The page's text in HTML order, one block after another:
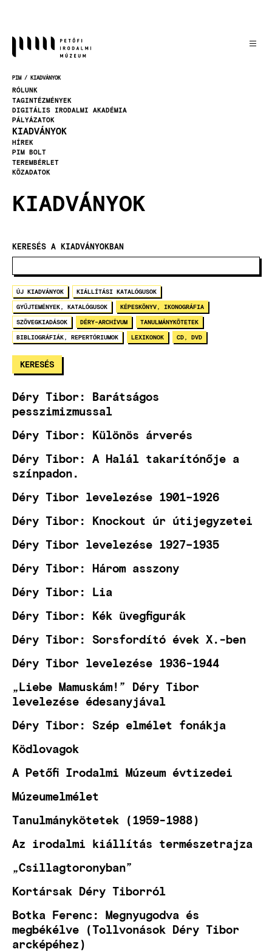
MORZSA
PIM KIADVÁNYOK
RÓLUNK
TAGINTÉZMÉNYEK
DIGITÁLIS IRODALMI AKADÉMIA
PÁLYÁZATOK
KIADVÁNYOK
HÍREK
PIM BOLT
TEREMBÉRLET
KÖZADATOK
KIADVÁNYOK
KERESÉS A KIADVÁNYOKBAN
ÚJ KIADVÁNYOK KIÁLLÍTÁSI KATALÓGUSOK
GYŰJTEMÉNYEK, KATALÓGUSOK KÉPESKÖNYV, IKONOGRÁFIA
SZÖVEGKIADÁSOK DÉRY-ARCHÍVUM TANULMÁNYKÖTETEK
BIBLIOGRÁFIÁK, REPERTÓRIUMOK LEXIKONOK CD, DVD
Déry Tibor: Barátságos
pesszimizmussal
Déry Tibor: Különös árverés
Déry Tibor: A Halál takarítónője a
színpadon.
Déry Tibor levelezése 1901–1926
Déry Tibor: Knockout úr útijegyzetei
Déry Tibor levelezése 1927–1935
Déry Tibor: Három asszony
Déry Tibor: Lia
Déry Tibor: Kék üvegfigurák
Déry Tibor: Sorsfordító évek X.-ben
Déry Tibor levelezése 1936-1944
„Liebe Mamuskám!” Déry Tibor
levelezése édesanyjával
Déry Tibor: Szép elmélet fonákja
Ködlovagok
A Petőfi Irodalmi Múzeum évtizedei
Múzeumelmélet
Tanulmánykötetek (1959-1988)
Az irodalmi kiállítás természetrajza
„Csillagtoronyban”
Kortársak Déry Tiborról
Botka Ferenc: Megnyugodva és
megbékélve (Tollvonások Déry Tibor
arcképéhez)